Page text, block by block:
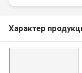
Характер